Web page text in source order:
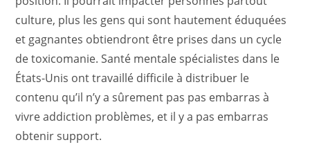
culture, plus les gens qui sont hautement éduquées
et gagnantes obtiendront être prises dans un cycle
de toxicomanie. Santé mentale spécialistes dans le
États-Unis ont travaillé difficile à distribuer le
contenu qu’il n’y a sûrement pas pas embarras à
vivre addiction problèmes, et il y a pas embarras
obtenir support.